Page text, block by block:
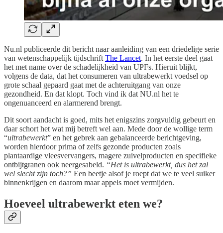
Nu.nl publiceerde dit bericht naar aanleiding van een driedelige serie
van wetenschappelijk tijdschrift The Lancet. In het eerste deel gaat
het met name over de schadelijkheid van UPFs. Hieruit blijkt,
volgens de data, dat het consumeren van ultrabewerkt voedsel op
grote schaal gepaard gaat met de achteruitgang van onze
gezondheid. En dat klopt. Toch vind ik dat NU.nl het te
ongenuanceerd en alarmerend brengt.
Dit soort aandacht is goed, mits het enigszins zorgvuldig gebeurt en
daar schort het wat mij betreft wel aan. Mede door de wollige term
“ultrabewerkt” en het gebrek aan gebalanceerde berichtgeving,
worden hierdoor prima of zelfs gezonde producten zoals
plantaardige vleesvervangers, magere zuivelproducten en specifieke
ontbijtgranen ook neergesabeld. “Het is ultrabewerkt, dus het zal
wel slecht zijn toch?” Een beetje alsof je roept dat we te veel suiker
binnenkrijgen en daarom maar appels moet vermijden.
Hoeveel ultrabewerkt eten we?